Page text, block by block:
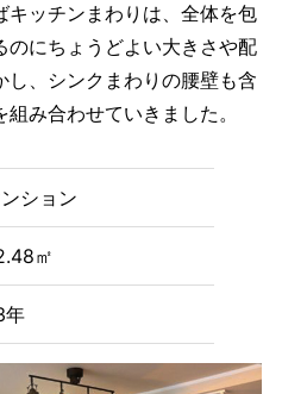
キッチンまわりは、全体を包
のにちょうどよい大きさや配
し、シンクまわりの腰壁も含
み合わせていきました。
ション
㎡
年